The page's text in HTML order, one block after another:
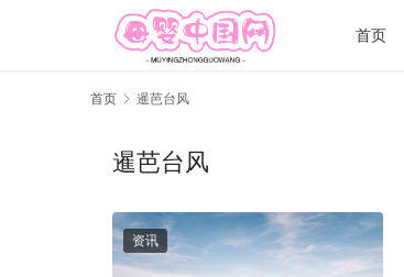
首页
首页 暹芭台风
暹芭台风
资讯